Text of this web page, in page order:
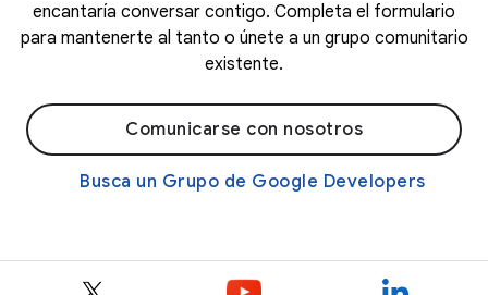
encantaría conversar contigo. Completa el formulario
para mantenerte al tanto o únete a un grupo comunitario
existente.
Comunicarse con nosotros
Busca un Grupo de Google Developers